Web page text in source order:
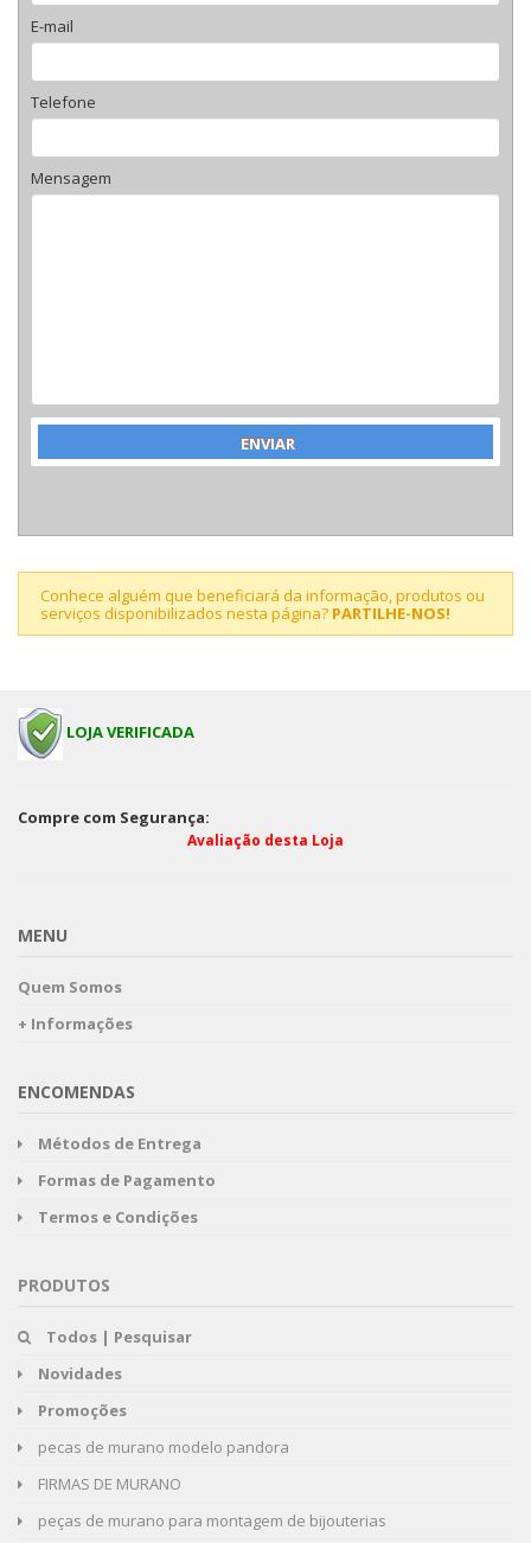
E-mail
Telefone
Mensagem
Conhece alguém que beneficiará da informação, produtos ou
serviços disponibilizados nesta página? PARTILHE-NOS!
LOJA VERIFICADA
Compre com Segurança:
Avaliação desta Loja
MENU
Quem Somos
+ Informações
ENCOMENDAS
Métodos de Entrega
Formas de Pagamento
Termos e Condições
PRODUTOS
Todos | Pesquisar
Novidades
Promoções
pecas de murano modelo pandora
FIRMAS DE MURANO
peças de murano para montagem de bijouterias